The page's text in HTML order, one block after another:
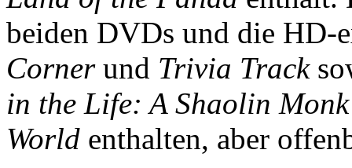
beiden DVDs und die
Cornerund Trivia Track
in the Life: A Shaolin
World enthalten, aber